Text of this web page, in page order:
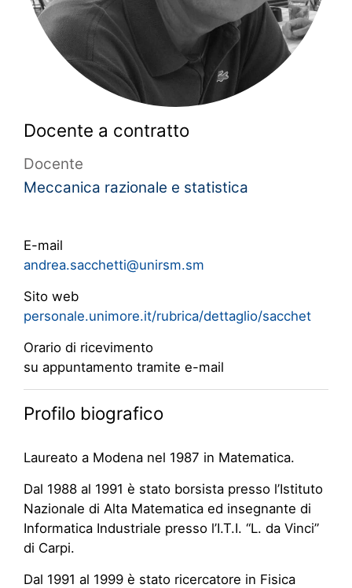
Docente a contratto
Docente
Meccanica razionale e statistica
E-mail
andrea.sacchetti@unirsm.sm
Sito web
personale.unimore.it/rubrica/dettaglio/sacchet
Orario di ricevimento
su appuntamento tramite e-mail
Profilo biografico
Laureato a Modena nel 1987 in Matematica.
Dal 1988 al 1991 è stato borsista presso l’Istituto
Nazionale di Alta Matematica ed insegnante di
Informatica Industriale presso l’I.T.I. “L. da Vinci”
di Carpi.
Dal 1991 al 1999 è stato ricercatore in Fisica